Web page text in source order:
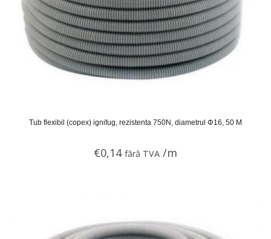
Tub flexibil (copex) ignifug, rezistenta 750N, diametrul Φ16, 50 M
€0,14 fără TVA /m